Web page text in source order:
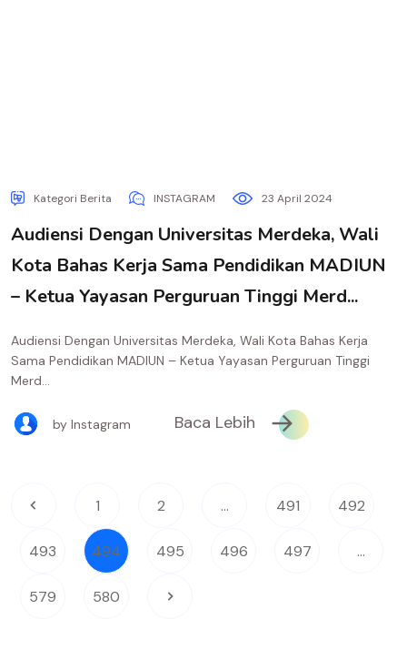
Kategori Berita INSTAGRAM 23 April 2024
Audiensi Dengan Universitas Merdeka, Wali
Kota Bahas Kerja Sama Pendidikan MADIUN
– Ketua Yayasan Perguruan Tinggi Merd...
Audiensi Dengan Universitas Merdeka, Wali Kota Bahas Kerja
Sama Pendidikan MADIUN – Ketua Yayasan Perguruan Tinggi
Merd...
by Instagram Baca Lebih
1 2 ... 491 492
493 494 495 496 497 ...
579 580